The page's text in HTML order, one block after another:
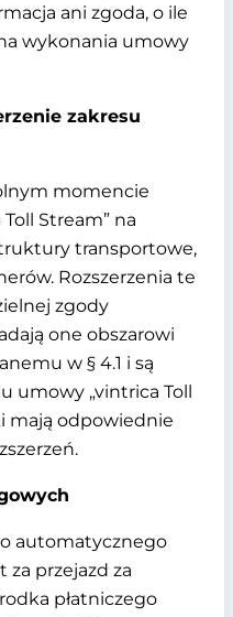
ani zgoda, o ile
wykonania umowy
zakresu
momencie
Stream” na
transportowe,
Rozszerzenia te
zgody
one obszarowi
w § 4.1 i są
umowy „vintrica Toll
mają odpowiednie
automatycznego
za przejazd za
płatniczego